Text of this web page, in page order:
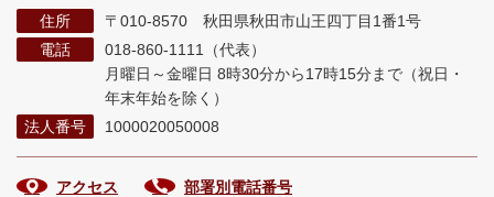
住所
〒010-8570 秋田県秋田市山王四丁目1番1号
電話
018-860-1111（代表）
月曜日～金曜日 8時30分から17時15分まで （祝日・
年末年始を除く）
法人番号
1000020050008
アクセス 部署別電話番号